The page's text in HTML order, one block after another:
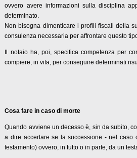
ovvero avere informazioni sulla disciplina
determinato.
Non bisogna dimenticare i profili fiscali della
consulenza necessaria per affrontare questo
Il notaio ha, poi, specifica competenza per
compiere, in vita, per conseguire determinati
Cosa fare in caso di morte
Quando avviene un decesso è, sin da subito,
a dire accertare se la successione - nel
testamento) ovvero, in tutto o in parte, da un